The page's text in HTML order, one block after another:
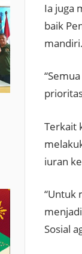
Ia juga
baik
mandiri.
Terkait
iuran
“Untuk
Sosial